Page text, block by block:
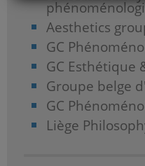
Aesthetics
GC
GC Esthétique
Groupe belge
GC
Liège